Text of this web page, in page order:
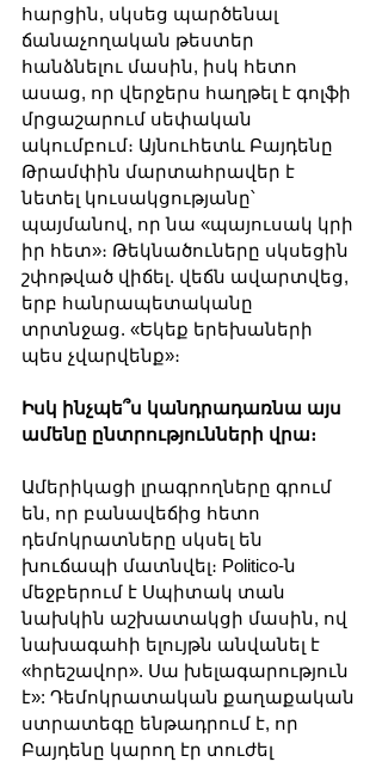
հարցին, սկսեց պարծենալ
ճանաչողական թեստեր
հանձնելու մասին, իսկ հետո
ասաց, որ վերջերս հաղթել է գոլֆի
մրցաշարում սեփական
ակումբում։ Այնուհետև Բայդենը
Թրամփին մարտահրավեր է
նետել կուսակցությանը՝
պայմանով, որ նա «պայուսակ կրի
իր հետ»։ Թեկնածուները սկսեցին
շփոթված վիճել. վեճն ավարտվեց,
երբ հանրապետականը
տրտնջաց. «Եկեք երեխաների
պես չվարվենք»։
Իսկ ինչպե՞ս կանդրադառնա այս
ամենը ընտրությունների վրա։
Ամերիկացի լրագրողները գրում
են, որ բանավեճից հետո
դեմոկրատները սկսել են
խուճապի մատնվել։ Politico-ն
մեջբերում է Սպիտակ տան
նախկին աշխատակցի մասին, ով
նախագահի ելույթն անվանել է
«հրեշավոր». Սա խելագարություն
է»: Դեմոկրատական ​​քաղաքական
ստրատեգը ենթադրում է, որ
Բայդենը կարող էր տուժել